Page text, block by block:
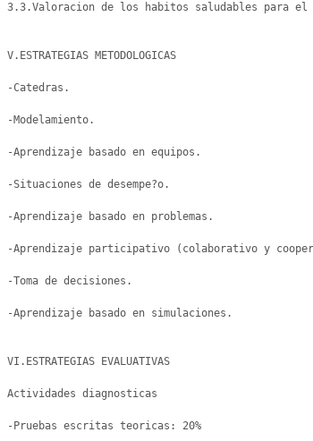
3.3.Valoracion de los habitos saludables para el
V.ESTRATEGIAS METODOLOGICAS
-Catedras.
-Modelamiento.
-Aprendizaje basado en equipos.
-Situaciones de desempe?o.
-Aprendizaje basado en problemas.
-Aprendizaje participativo (colaborativo y
-Toma de decisiones.
-Aprendizaje basado en simulaciones.
VI.ESTRATEGIAS EVALUATIVAS
Actividades diagnosticas
-Pruebas escritas teoricas: 20%